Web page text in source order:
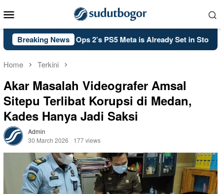
to
Menu
Breaking News
of Duty: Black Ops 2’s PS5 Meta is Already Set in Stone
Home Terkini
Akar Masalah Videografer Amsal
Sitepu Terlibat Korupsi di Medan,
Kades Hanya Jadi Saksi
Admin
30 March 2026
177 views